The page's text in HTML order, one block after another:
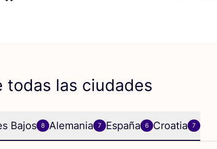
todas las ciudades
Bajos 8 Alemania 7 España 6 Croatia 7